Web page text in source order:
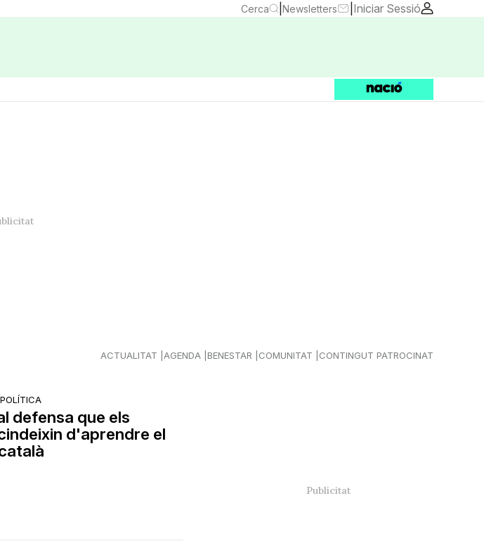
Cerca Newsletters Iniciar Sessió
ACTUALITAT AGENDA BENESTAR COMUNITAT CONTINGUT PATROCINAT
POLÍTICA
defensa que els
d'aprendre el